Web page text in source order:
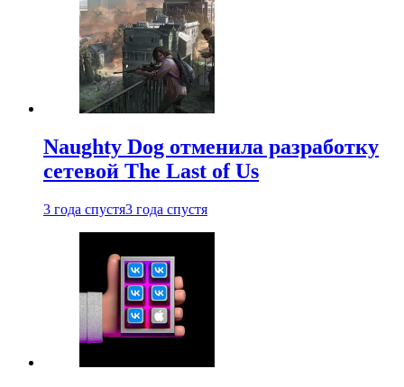
Naughty Dog отменила разработку
сетевой The Last of Us
3 года спустя3 года спустя